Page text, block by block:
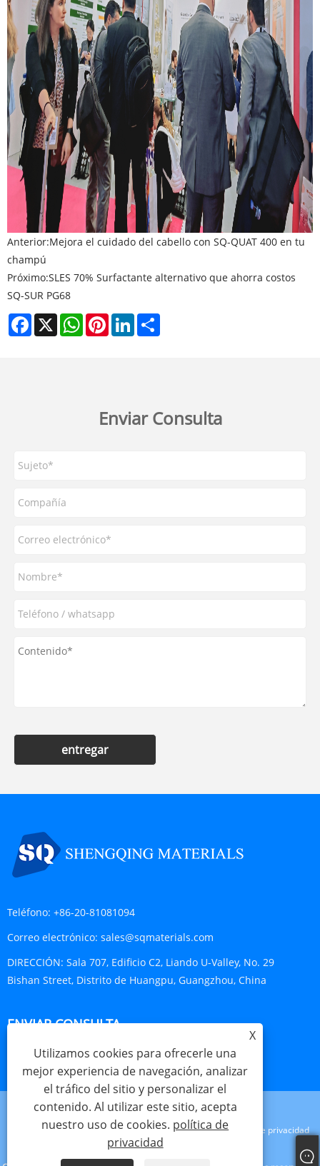
Anterior:Mejora el cuidado del cabello con SQ-QUAT 400 en tu
champú
Próximo:SLES 70% Surfactante alternativo que ahorra costos
SQ-SUR PG68
Facebook
X WhatsAppPinterestLinkedIn
Enviar Consulta
entregar
Teléfono: +86-20-81081094
Correo electrónico: sales@sqmaterials.com
DIRECCIÓN: Sala 707, Edificio C2, Liando U-Valley, No. 29
Bishan Street, Distrito de Huangpu, Guangzhou, China
ENVIAR CONSULTA
CONSULTA AHORA
Links Sitemap RSS XML política de privacidad
X
Utilizamos cookies para ofrecerle una
mejor experiencia de navegación, analizar
el tráfico del sitio y personalizar el
contenido. Al utilizar este sitio, acepta
nuestro uso de cookies. política de
privacidad